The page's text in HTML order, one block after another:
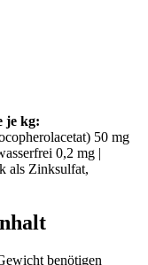
je kg:
50 mg
0,2 mg |
als Zinksulfat,
benötigen